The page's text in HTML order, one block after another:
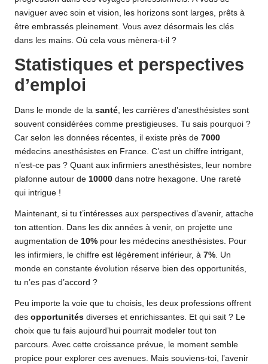
naviguer avec soin et vision, les horizons sont larges, prêts à
être embrassés pleinement. Vous avez désormais les clés
dans les mains. Où cela vous mènera-t-il ?
Statistiques et perspectives
d’emploi
Dans le monde de la santé, les carrières d’anesthésistes sont
souvent considérées comme prestigieuses. Tu sais pourquoi ?
Car selon les données récentes, il existe près de 7000
médecins anesthésistes en France. C’est un chiffre intrigant,
n’est-ce pas ? Quant aux infirmiers anesthésistes, leur nombre
plafonne autour de 10000 dans notre hexagone. Une rareté
qui intrigue !
Maintenant, si tu t’intéresses aux perspectives d’avenir, attache
ton attention. Dans les dix années à venir, on projette une
augmentation de 10% pour les médecins anesthésistes. Pour
les infirmiers, le chiffre est légèrement inférieur, à 7%. Un
monde en constante évolution réserve bien des opportunités,
tu n’es pas d’accord ?
Peu importe la voie que tu choisis, les deux professions offrent
des opportunités diverses et enrichissantes. Et qui sait ? Le
choix que tu fais aujourd’hui pourrait modeler tout ton
parcours. Avec cette croissance prévue, le moment semble
propice pour explorer ces avenues. Mais souviens-toi, l’avenir